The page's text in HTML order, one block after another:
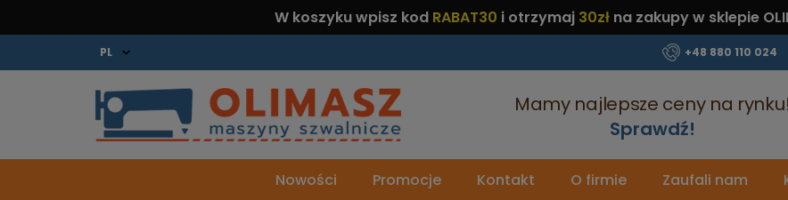
W koszyku wpisz kod RABAT30 i otrzymaj 30złna zakupy w sklepie
+48 880 110 024
Mamy najlepsze ceny na rynku!
Sprawdź!
Nowości Promocje Kontakt O firmie Zaufali nam